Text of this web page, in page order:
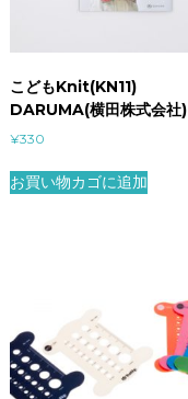
こどもKnit(KN11)
DARUMA(横田株式会社)
¥330
お買い物カゴに追加